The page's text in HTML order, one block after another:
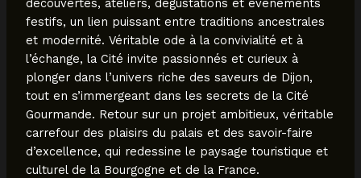
découvertes, ateliers, dégustations et événements
festifs, un lien puissant entre traditions ancestrales
et modernité. Véritable ode à la convivialité et à
l’échange, la Cité invite passionnés et curieux à
plonger dans l’univers riche des saveurs de Dijon,
tout en s’immergeant dans les secrets de la Cité
Gourmande. Retour sur un projet ambitieux, véritable
carrefour des plaisirs du palais et des savoir-faire
d’excellence, qui redessine le paysage touristique et
culturel de la Bourgogne et de la France.